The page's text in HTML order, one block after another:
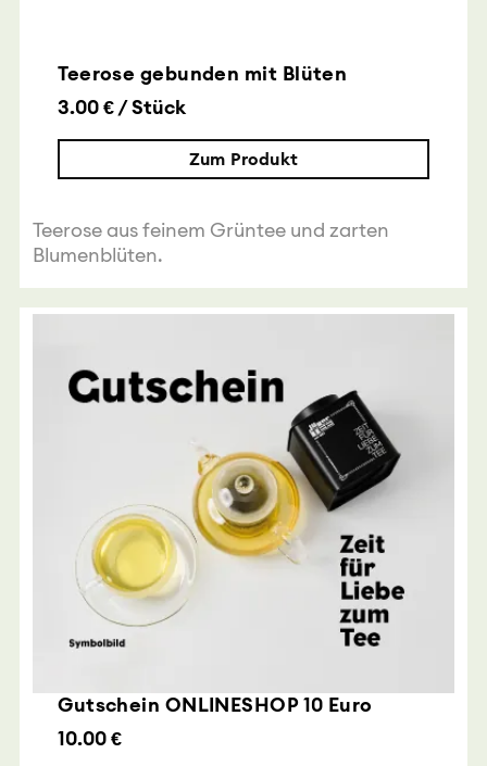
Teerose gebunden mit Blüten
3.00 € / Stück
Zum Produkt
Teerose aus feinem Grüntee und zarten
Blumenblüten.
Gutschein ONLINESHOP 10 Euro
10.00 €